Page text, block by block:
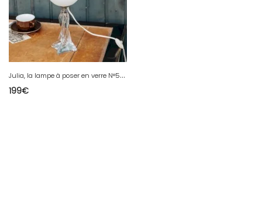
J
ulia, la lampe à poser en verre N°566
199€